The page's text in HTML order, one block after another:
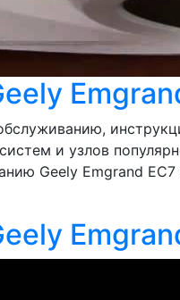
и узлов
Geely Emgrand